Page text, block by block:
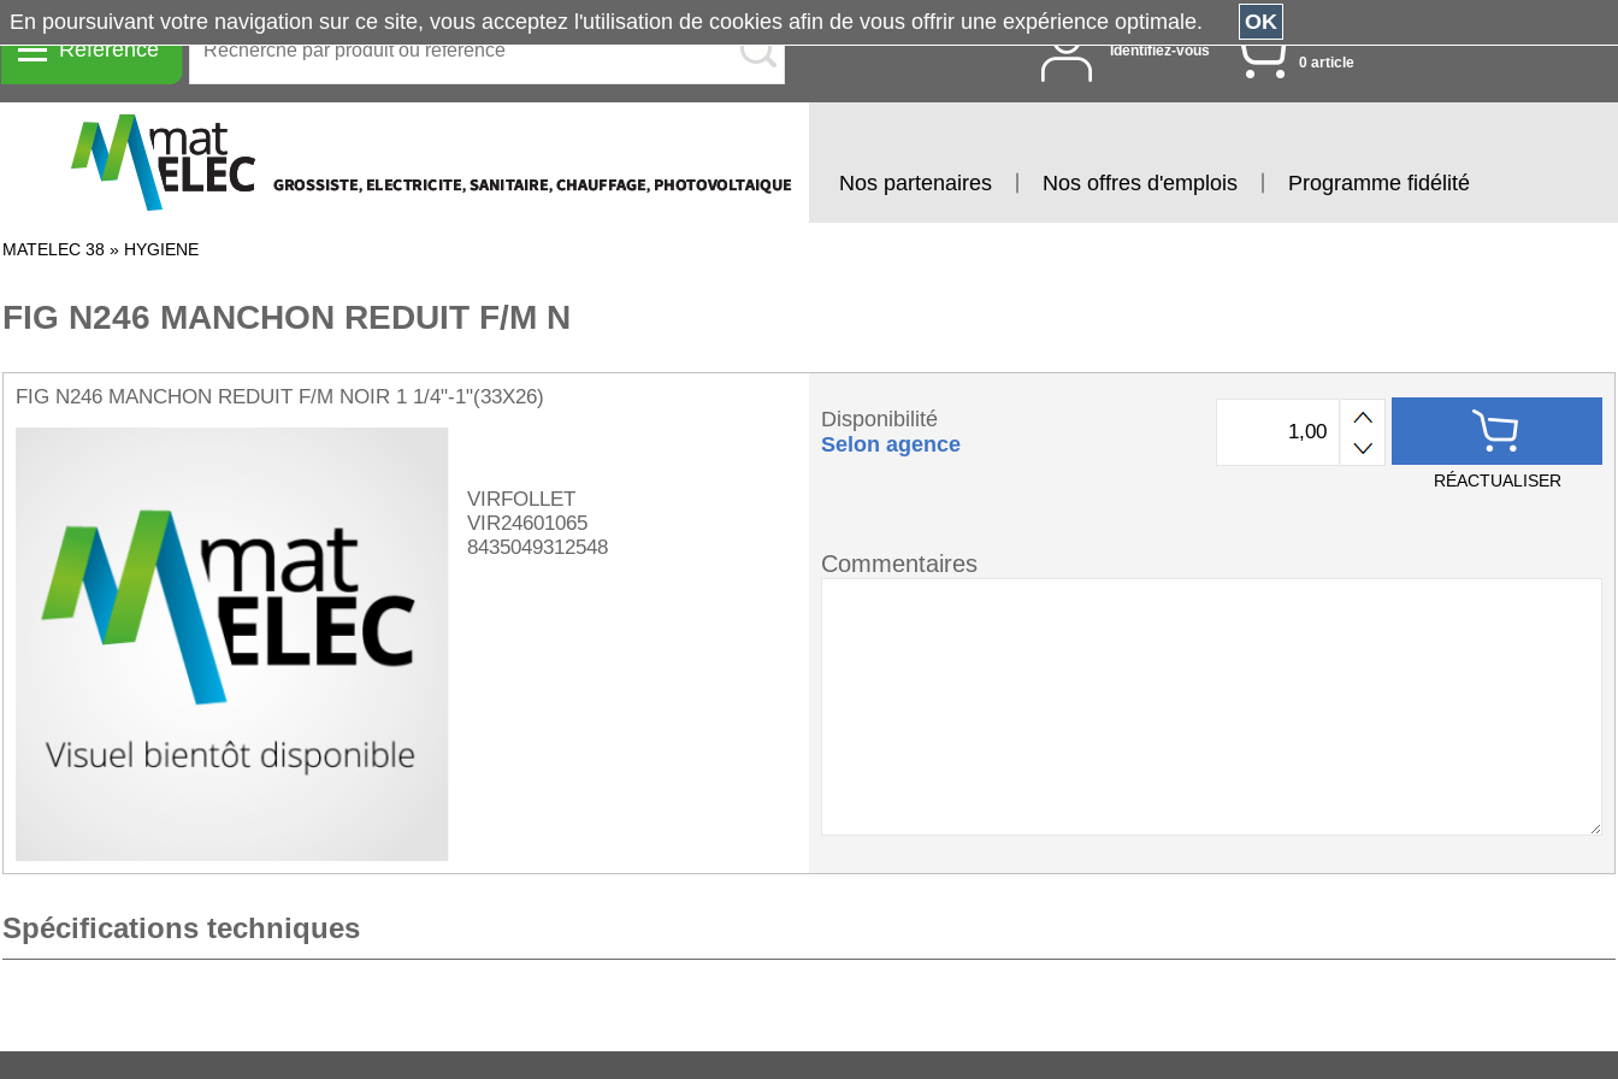
Référence Identifiez-vous
0 article
Nos partenaires Nos offres d'emplois Programme fidélité
MATELEC 38 » HYGIENE
FIG N246 MANCHON REDUIT F/M N
FIG N246 MANCHON REDUIT F/M NOIR 1 1/4"-1"(33X26)
VIRFOLLET
VIR24601065
8435049312548
Disponibilité
Selon agence
RÉACTUALISER
Commentaires
Spécifications techniques
En poursuivant votre navigation sur ce site, vous acceptez l'utilisation de cookies afin de vous offrir une expérience optimale. OK